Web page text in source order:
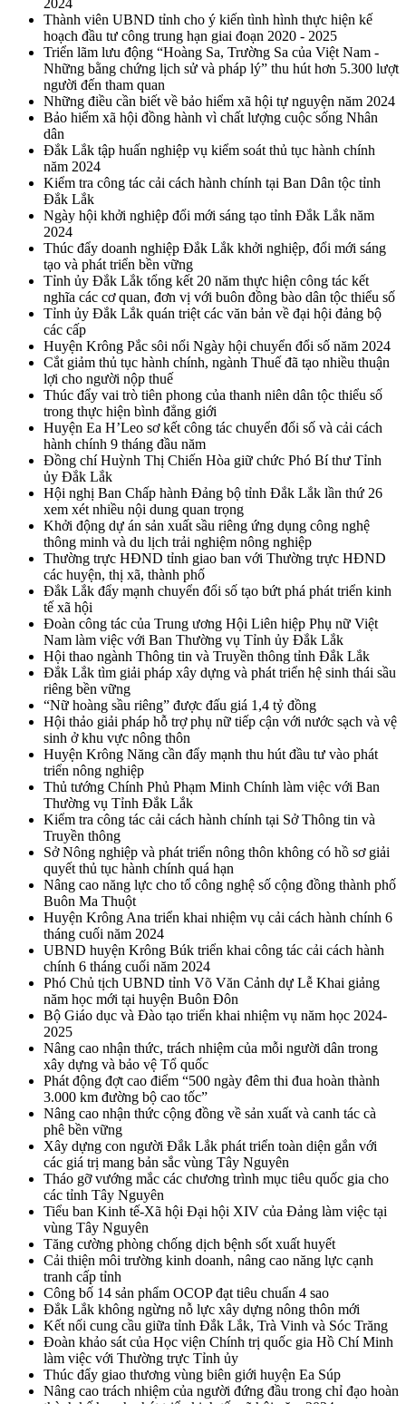
2024
Thành viên UBND tỉnh cho ý kiến tình hình thực hiện kế
hoạch đầu tư công trung hạn giai đoạn 2020 - 2025
Triển lãm lưu động “Hoàng Sa, Trường Sa của Việt Nam -
Những bằng chứng lịch sử và pháp lý” thu hút hơn 5.300 lượt
người đến tham quan
Những điều cần biết về bảo hiểm xã hội tự nguyện năm 2024
Bảo hiểm xã hội đồng hành vì chất lượng cuộc sống Nhân
dân
Đắk Lắk tập huấn nghiệp vụ kiểm soát thủ tục hành chính
năm 2024
Kiểm tra công tác cải cách hành chính tại Ban Dân tộc tỉnh
Đắk Lắk
Ngày hội khởi nghiệp đổi mới sáng tạo tỉnh Đắk Lắk năm
2024
Thúc đẩy doanh nghiệp Đắk Lắk khởi nghiệp, đổi mới sáng
tạo và phát triển bền vững
Tỉnh ủy Đắk Lắk tổng kết 20 năm thực hiện công tác kết
nghĩa các cơ quan, đơn vị với buôn đồng bào dân tộc thiểu số
Tỉnh ủy Đắk Lắk quán triệt các văn bản về đại hội đảng bộ
các cấp
Huyện Krông Pắc sôi nổi Ngày hội chuyển đổi số năm 2024
Cắt giảm thủ tục hành chính, ngành Thuế đã tạo nhiều thuận
lợi cho người nộp thuế
Thúc đẩy vai trò tiên phong của thanh niên dân tộc thiểu số
trong thực hiện bình đẳng giới
Huyện Ea H’Leo sơ kết công tác chuyển đổi số và cải cách
hành chính 9 tháng đầu năm
Đồng chí Huỳnh Thị Chiến Hòa giữ chức Phó Bí thư Tỉnh
ủy Đắk Lắk
Hội nghị Ban Chấp hành Đảng bộ tỉnh Đắk Lắk lần thứ 26
xem xét nhiều nội dung quan trọng
Khởi động dự án sản xuất sầu riêng ứng dụng công nghệ
thông minh và du lịch trải nghiệm nông nghiệp
Thường trực HĐND tỉnh giao ban với Thường trực HĐND
các huyện, thị xã, thành phố
Đắk Lắk đẩy mạnh chuyển đổi số tạo bứt phá phát triển kinh
tế xã hội
Đoàn công tác của Trung ương Hội Liên hiệp Phụ nữ Việt
Nam làm việc với Ban Thường vụ Tỉnh ủy Đắk Lắk
Hội thao ngành Thông tin và Truyền thông tỉnh Đắk Lắk
Đắk Lắk tìm giải pháp xây dựng và phát triển hệ sinh thái sầu
riêng bền vững
“Nữ hoàng sầu riêng” được đấu giá 1,4 tỷ đồng
Hội thảo giải pháp hỗ trợ phụ nữ tiếp cận với nước sạch và vệ
sinh ở khu vực nông thôn
Huyện Krông Năng cần đẩy mạnh thu hút đầu tư vào phát
triển nông nghiệp
Thủ tướng Chính Phủ Phạm Minh Chính làm việc với Ban
Thường vụ Tỉnh Đắk Lắk
Kiểm tra công tác cải cách hành chính tại Sở Thông tin và
Truyền thông
Sở Nông nghiệp và phát triển nông thôn không có hồ sơ giải
quyết thủ tục hành chính quá hạn
Nâng cao năng lực cho tổ công nghệ số cộng đồng thành phố
Buôn Ma Thuột
Huyện Krông Ana triển khai nhiệm vụ cải cách hành chính 6
tháng cuối năm 2024
UBND huyện Krông Búk triển khai công tác cải cách hành
chính 6 tháng cuối năm 2024
Phó Chủ tịch UBND tỉnh Võ Văn Cảnh dự Lễ Khai giảng
năm học mới tại huyện Buôn Đôn
Bộ Giáo dục và Đào tạo triển khai nhiệm vụ năm học 2024-
2025
Nâng cao nhận thức, trách nhiệm của mỗi người dân trong
xây dựng và bảo vệ Tổ quốc
Phát động đợt cao điểm “500 ngày đêm thi đua hoàn thành
3.000 km đường bộ cao tốc”
Nâng cao nhận thức cộng đồng về sản xuất và canh tác cà
phê bền vững
Xây dựng con người Đắk Lắk phát triển toàn diện gắn với
các giá trị mang bản sắc vùng Tây Nguyên
Tháo gỡ vướng mắc các chương trình mục tiêu quốc gia cho
các tỉnh Tây Nguyên
Tiểu ban Kinh tế-Xã hội Đại hội XIV của Đảng làm việc tại
vùng Tây Nguyên
Tăng cường phòng chống dịch bệnh sốt xuất huyết
Cải thiện môi trường kinh doanh, nâng cao năng lực cạnh
tranh cấp tỉnh
Công bố 14 sản phẩm OCOP đạt tiêu chuẩn 4 sao
Đắk Lắk không ngừng nỗ lực xây dựng nông thôn mới
Kết nối cung cầu giữa tỉnh Đắk Lắk, Trà Vinh và Sóc Trăng
Đoàn khảo sát của Học viện Chính trị quốc gia Hồ Chí Minh
làm việc với Thường trực Tỉnh ủy
Thúc đẩy giao thương vùng biên giới huyện Ea Súp
Nâng cao trách nhiệm của người đứng đầu trong chỉ đạo hoàn